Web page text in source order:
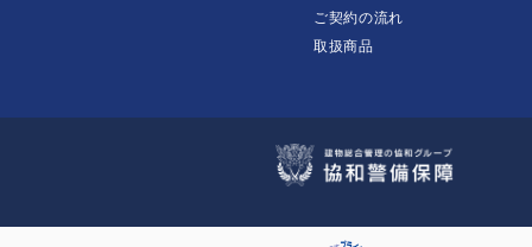
ご契約の流れ
取扱商品